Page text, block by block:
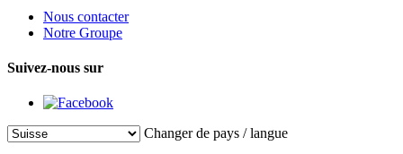
Nous contacter
Notre Groupe
Suivez-nous sur
Changer de pays / langue